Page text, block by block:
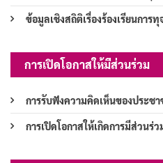
ข้อมูลเชิงสถิติเรื่องร้องเรียนกา
การเปิดโอกาสให้มีส่วนร่วม
การรับฟังความคิดเห็นของประช
การเปิดโอกาสให้เกิดการมีส่วนร่ว